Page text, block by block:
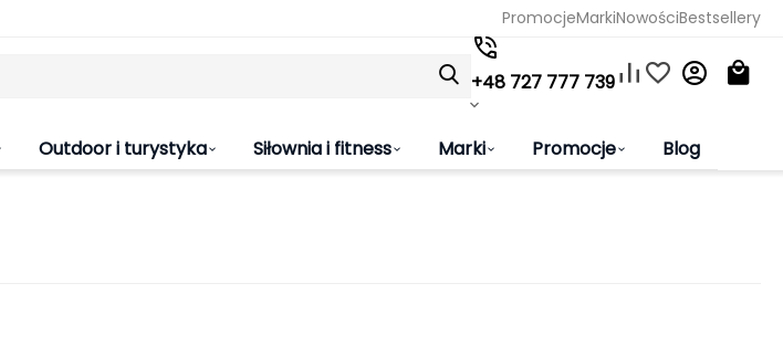
PromocjeMarkiNowościBestsellery
+48 727 777 739
Outdoor i turystyka Siłownia i fitness Marki Promocje Blog